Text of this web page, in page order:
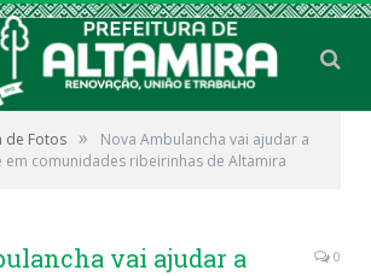
de Fotos »
Nova Ambulancha vai ajudar a
em comunidades ribeirinhas de Altamira
vai ajudar a
0